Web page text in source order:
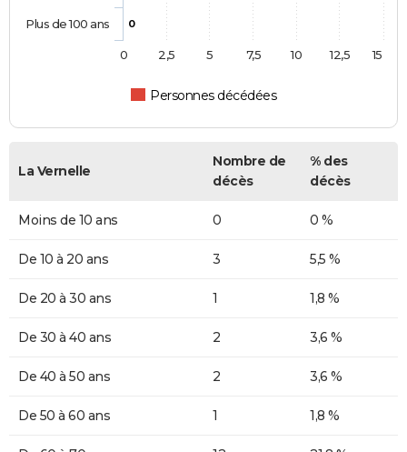
0
Personnes décédées
Plus de 100 ans
0 2,5 5 7,5 10 12,5 15
La Vernelle
Nombre de
décès
% des
décès
Moins de 10 ans 0 0 %
De 10 à 20 ans 3 5,5 %
De 20 à 30 ans 1 1,8 %
De 30 à 40 ans 2 3,6 %
De 40 à 50 ans 2 3,6 %
De 50 à 60 ans 1 1,8 %